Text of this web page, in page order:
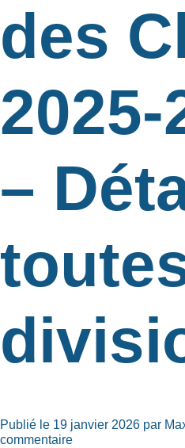
des
2025-
–
Publié le 19 janvier 2026 par
commentaire